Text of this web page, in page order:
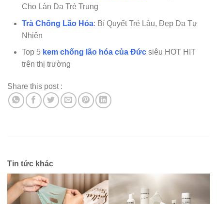
Cho Làn Da Trẻ Trung
Trà Chống Lão Hóa: Bí Quyết Trẻ Lâu, Đẹp Da Tự
Nhiên
Top 5 kem chống lão hóa của Đức siêu HOT HIT
trên thị trường
Share this post :
Tin tức khác